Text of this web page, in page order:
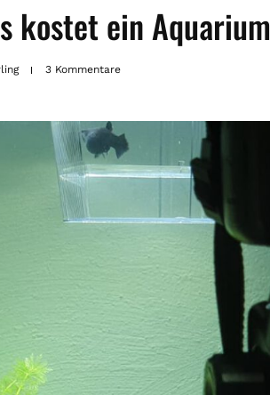
kostet ein Aquarium
3 Kommentare